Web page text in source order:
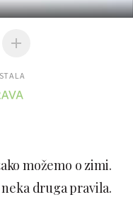
možemo o zimi.
druga pravila.